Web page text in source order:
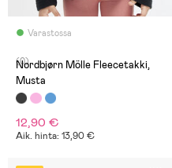
Varastossa
(0)
Nordbjørn Mölle Fleecetakki,
Musta
12,90 €
Aik. hinta: 13,90 €